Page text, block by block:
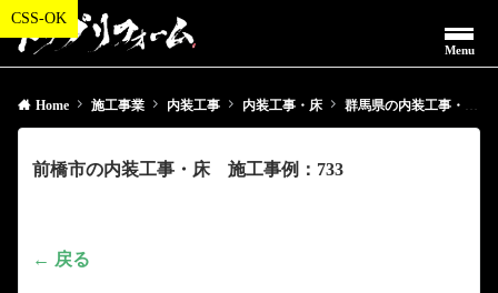
Menu
Home 施工事業 内装工事 内装工事・床 群馬県の内装工事・床
前橋市の内装工事・床 施工事例：733
← 戻る